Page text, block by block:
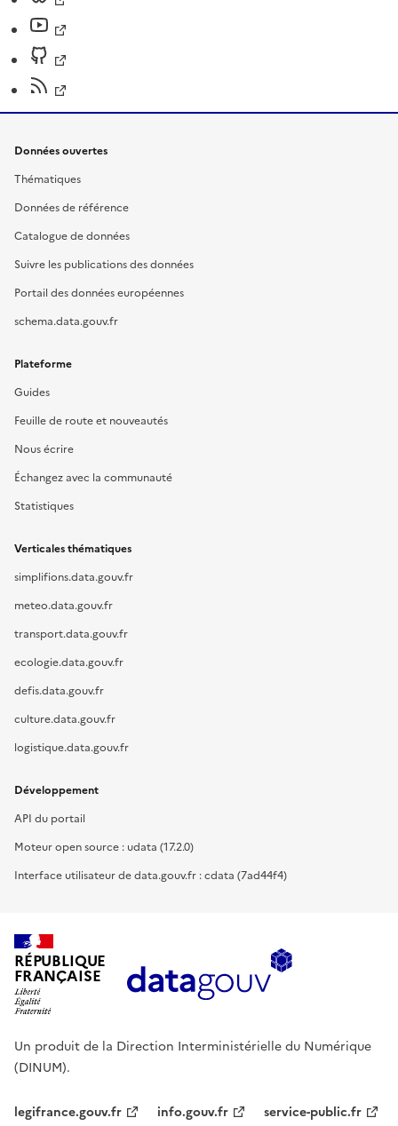
Données ouvertes
Thématiques
Données de référence
Catalogue de données
Suivre les publications des données
Portail des données européennes
schema.data.gouv.fr
Plateforme
Guides
Feuille de route et nouveautés
Nous écrire
Échangez avec la communauté
Statistiques
Verticales thématiques
simplifions.data.gouv.fr
meteo.data.gouv.fr
transport.data.gouv.fr
ecologie.data.gouv.fr
defis.data.gouv.fr
culture.data.gouv.fr
logistique.data.gouv.fr
Développement
API du portail
Moteur open source : udata (17.2.0)
Interface utilisateur de data.gouv.fr : cdata (7ad44f4)
RÉPUBLIQUE
FRANÇAISE
Un produit de la Direction Interministérielle du Numérique
(DINUM).
legifrance.gouv.fr info.gouv.fr service-public.fr